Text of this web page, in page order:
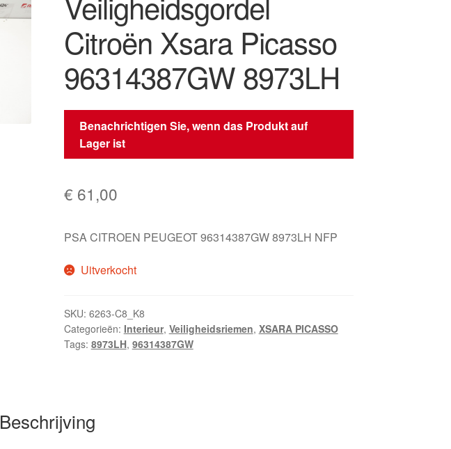
Citroën Xsara Picasso
96314387GW 8973LH
Benachrichtigen Sie, wenn das Produkt auf
Lager ist
€ 61,00
PSA CITROEN PEUGEOT 96314387GW 8973LH NFP
Uitverkocht
SKU: 6263-C8_K8
Categorieën: Interieur, Veiligheidsriemen, XSARA PICASSO
Tags: 8973LH, 96314387GW
Beschrijving